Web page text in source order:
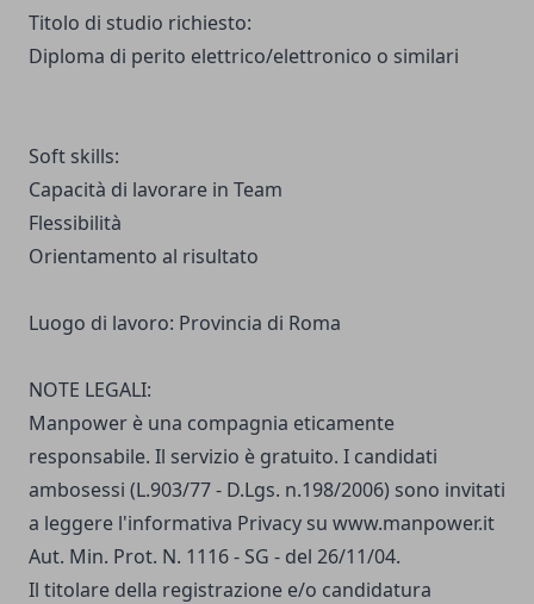
Titolo di studio richiesto:
Diploma di perito elettrico/elettronico o similari
Soft skills:
Capacità di lavorare in Team
Flessibilità
Orientamento al risultato
Luogo di lavoro: Provincia di Roma
NOTE LEGALI:
Manpower è una compagnia eticamente
responsabile. Il servizio è gratuito. I candidati
ambosessi (L.903/77 - D.Lgs. n.198/2006) sono invitati
a leggere l'informativa Privacy su www.manpower.it
Aut. Min. Prot. N. 1116 - SG - del 26/11/04.
Il titolare della registrazione e/o candidatura